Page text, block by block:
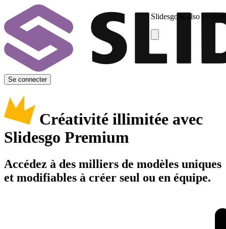
Slidesgo is also
Se connecter
Créativité illimitée avec
Slidesgo Premium
Accédez à des milliers de modèles uniques
et modifiables à créer seul ou en équipe.